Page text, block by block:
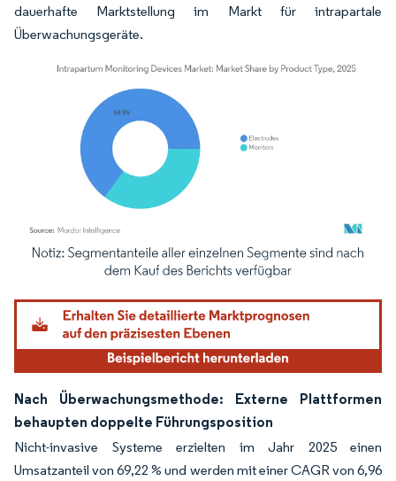
dauerhafte Marktstellung im Markt für intrapartale
Überwachungsgeräte.
Bild © Mordor Intelligence. Wiederverwendung erfordert Namensnennung
Nach Überwachungsmethode: Externe Plattformen
behaupten doppelte Führungsposition
Nicht-invasive Systeme erzielten im Jahr 2025 einen
Umsatzanteil von 69,22 % und werden mit einer CAGR von 6,96